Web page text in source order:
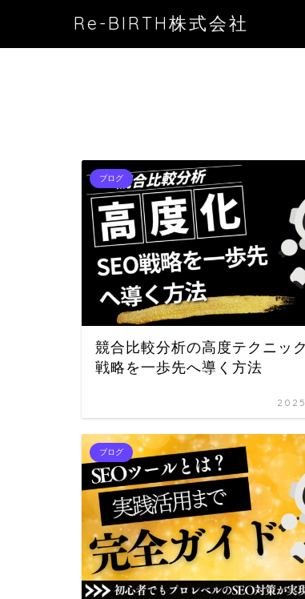
Re-BIRTH株式会社
ブログ
競合比較分析の高度テクニッ
戦略を一歩先へ導く方法
ブログ